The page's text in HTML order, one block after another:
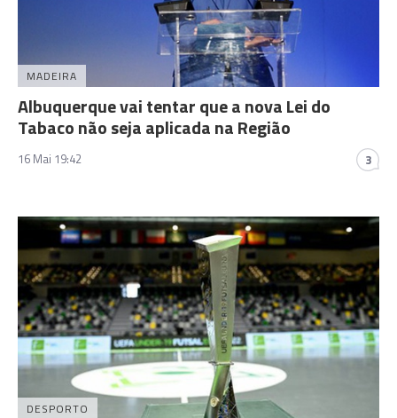
MADEIRA
Albuquerque vai tentar que a nova Lei do
Tabaco não seja aplicada na Região
16 Mai 19:42 3
DESPORTO